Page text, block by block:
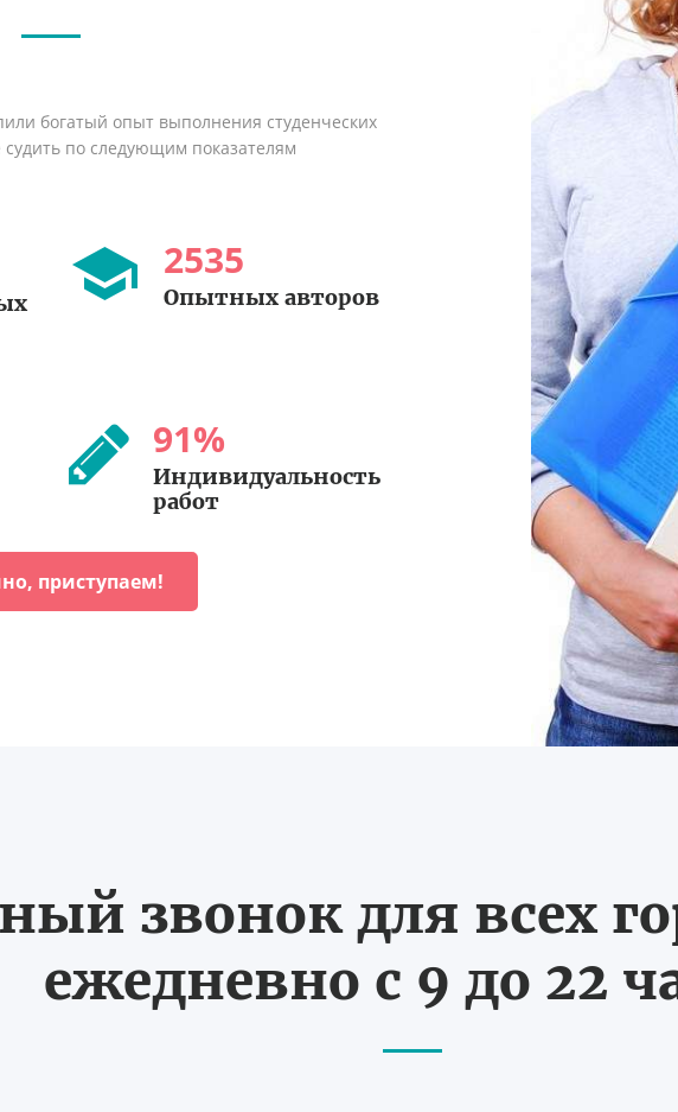
богатый опыт выполнения студенческих
по следующим показателям
2535
Опытных авторов
91%
Индивидуальность
работ
приступаем!
звонок для всех
ежедневно с 9 до 22